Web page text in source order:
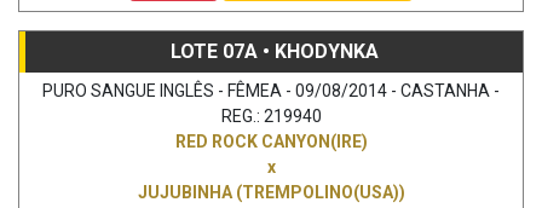
LOTE 07A • KHODYNKA
PURO SANGUE INGLÊS - FÊMEA - 09/08/2014 - CASTANHA -
REG.: 219940
RED ROCK CANYON(IRE)
x
JUJUBINHA (TREMPOLINO(USA))